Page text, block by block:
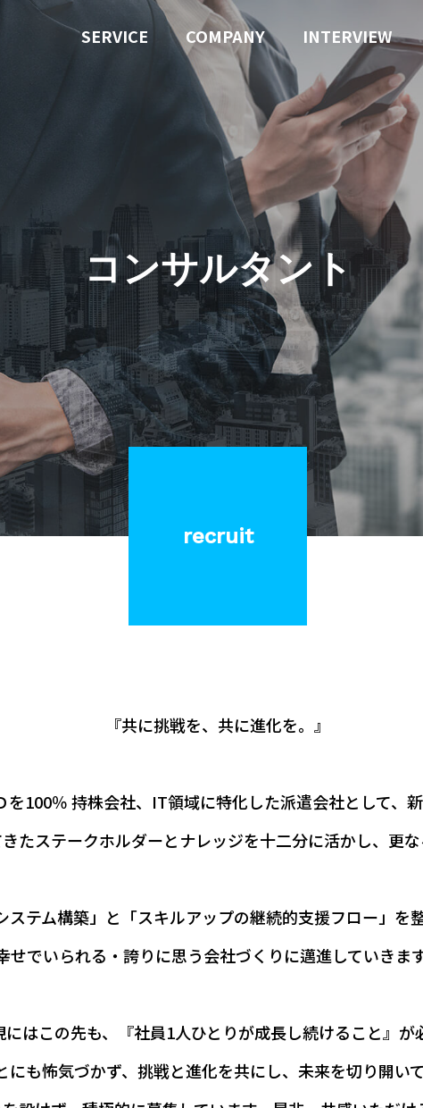
SERVICE COMPANY INTERVIEW
コンサルタント
recruit
『共に挑戦を、共に進化を。』
100％ 持株会社、IT領域に特化した派遣会社として、
たステークホルダーとナレッジを十二分に活かし、更な
ステム構築」と「スキルアップの継続的支援フロー」
せでいられる・誇りに思う会社づくりに邁進していきます
はこの先も、『社員1人ひとりが成長し続けること』が
にも怖気づかず、挑戦と進化を共にし、未来を切り開いて